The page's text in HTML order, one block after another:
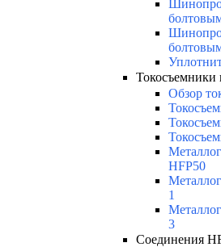
Токосъемники
Обзор
HFP50
1
3
Соединения